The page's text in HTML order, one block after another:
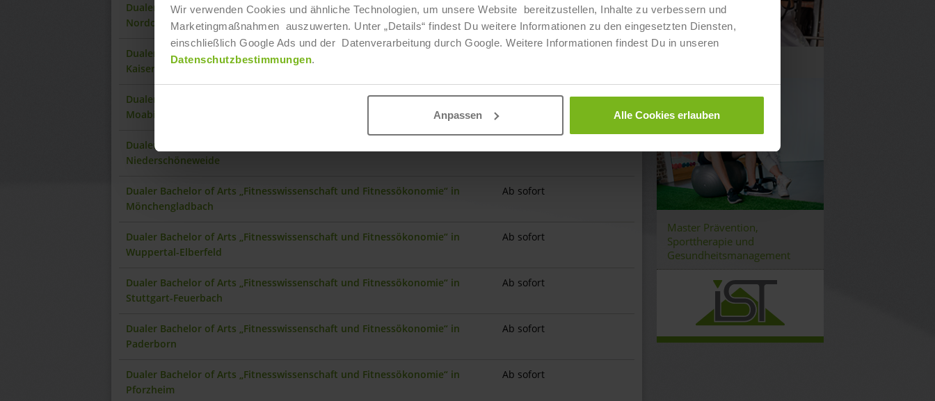
Wir verwenden Cookies und ähnliche Technologien, um unsere Website bereitzustellen, Inhalte zu verbessern und
Marketingmaßnahmen auszuwerten. Unter „Details“ findest Du weitere Informationen zu den eingesetzten Diensten,
einschließlich Google Ads und der Datenverarbeitung durch Google. Weitere Informationen findest Du in unseren
Datenschutzbestimmungen.
Anpassen Alle Cookies erlauben
Dualer Bachelor of Arts „Fitnesswissenschaft und Fitnessökonomie“ in Aachen-
Nordost
Ab sofort
Dualer Bachelor of Arts „Fitnesswissenschaft und Fitnessökonomie“ in
Kaiserslautern
Dualer Bachelor of Arts „Fitnesswissenschaft und Fitnessökonomie“ in Berlin-
Moabit
Ab sofort
Dualer Bachelor of Arts „Fitnesswissenschaft und Fitnessökonomie“ in Berlin-
Niederschöneweide
Dualer Bachelor of Arts „Fitnesswissenschaft und Fitnessökonomie“ in
Mönchengladbach
Ab sofort
Dualer Bachelor of Arts „Fitnesswissenschaft und Fitnessökonomie“ in
Wuppertal-Elberfeld
Ab sofort
Dualer Bachelor of Arts „Fitnesswissenschaft und Fitnessökonomie“ in
Stuttgart-Feuerbach
Ab sofort
Dualer Bachelor of Arts „Fitnesswissenschaft und Fitnessökonomie“ in
Paderborn
Ab sofort
Dualer Bachelor of Arts „Fitnesswissenschaft und Fitnessökonomie“ in
Pforzheim
Ab sofort
Master Prävention,
Sporttherapie und
Gesundheitsmanagement